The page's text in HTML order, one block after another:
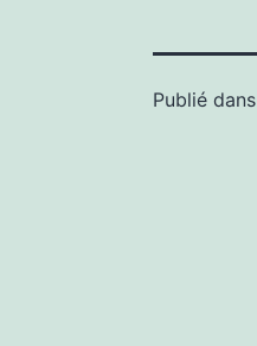
Publié dans